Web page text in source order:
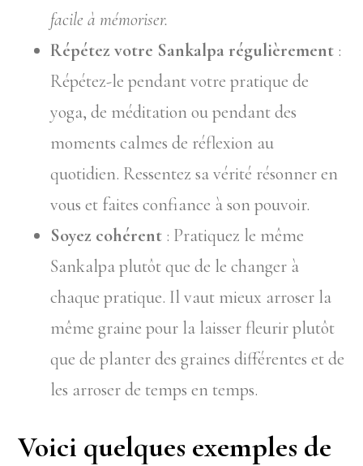
facile à mémoriser.
Répétez votre Sankalpa régulièrement :
Répétez-le pendant votre pratique de
yoga, de méditation ou pendant des
moments calmes de réflexion au
quotidien. Ressentez sa vérité résonner en
vous et faites confiance à son pouvoir.
Soyez cohérent : Pratiquez le même
Sankalpa plutôt que de le changer à
chaque pratique. Il vaut mieux arroser la
même graine pour la laisser fleurir plutôt
que de planter des graines différentes et de
les arroser de temps en temps.
Voici quelques exemples de